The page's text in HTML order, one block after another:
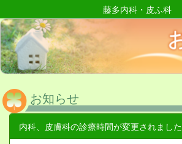
藤多内科・皮ふ科
お知らせ
内科、皮膚科の診療時間が変更されました